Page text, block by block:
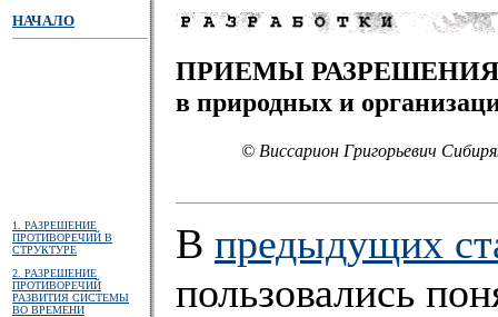
НАЧАЛО
ПРИЕМЫ
в природных и
© Виссарион Григорьевич
1. РАЗРЕШЕНИЕ
ПРОТИВОРЕЧИЙ В
СТРУКТУРЕ
2. РАЗРЕШЕНИЕ
ПРОТИВОРЕЧИЙ
РАЗВИТИЯ СИСТЕМЫ
ВО ВРЕМЕНИ
В предыдущих
пользовались